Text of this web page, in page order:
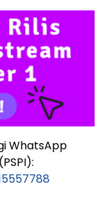
WhatsApp